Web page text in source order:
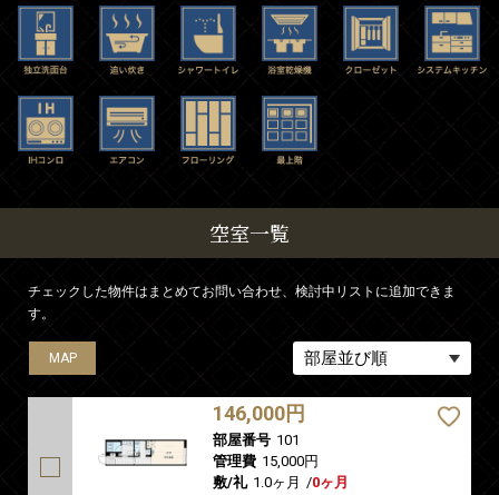
空室一覧
チェックした物件はまとめてお問い合わせ、検討中リストに追加できま
す。
MAP
146,000円
部屋番号 101
管理費 15,000円
敷/礼 1.0ヶ月 /0ヶ月
MAP
MAP
MAP
MAP
MAP
MAP
MAP
MAP
MAP
MAP
MAP
MAP